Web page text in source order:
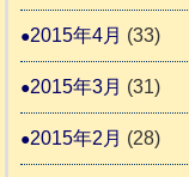
2015年4月 (33)
2015年3月 (31)
2015年2月 (28)